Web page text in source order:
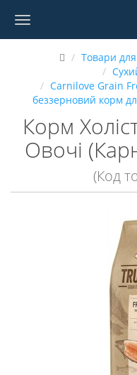
Товари
Carnilove Grain
беззерновий корм
Корм
Овочі
(Код